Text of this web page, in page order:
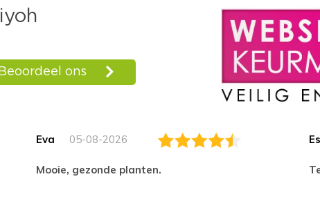
Eva 05-08-2026
Mooie, gezonde planten.